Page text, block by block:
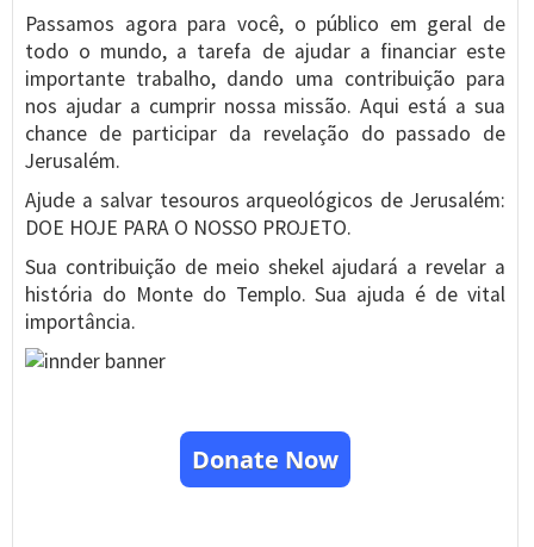
Passamos agora para você, o público em geral de
todo o mundo, a tarefa de ajudar a financiar este
importante trabalho, dando uma contribuição para
nos ajudar a cumprir nossa missão. Aqui está a sua
chance de participar da revelação do passado de
Jerusalém.
Ajude a salvar tesouros arqueológicos de Jerusalém:
DOE HOJE PARA O NOSSO PROJETO.
Sua contribuição de meio shekel ajudará a revelar a
história do Monte do Templo. Sua ajuda é de vital
importância.
Donate Now